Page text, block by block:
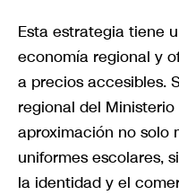
Esta estrategia tiene
economía regional y
a precios accesibles.
regional del
aproximación no solo
uniformes escolares,
la identidad y el